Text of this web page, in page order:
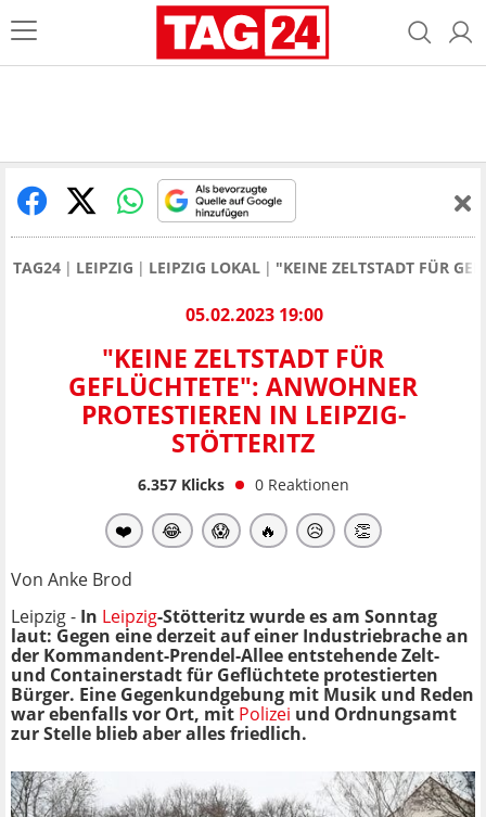
TAG24 LEIPZIG LEIPZIG LOKAL "KEINE ZELTSTADT FÜR
05.02.2023 19:00
"KEINE ZELTSTADT FÜR
GEFLÜCHTETE": ANWOHNER
PROTESTIEREN IN LEIPZIG-
STÖTTERITZ
6.357Klicks 0 Reaktionen
❤️ 😂 😱 🔥 😥 👏
Von Anke Brod
Leipzig - In Leipzig-Stötteritz wurde es am Sonntag
laut: Gegen eine derzeit auf einer Industriebrache an
der Kommandent-Prendel-Allee entstehende Zelt-
und Containerstadt für Geflüchtete protestierten
Bürger. Eine Gegenkundgebung mit Musik und Reden
war ebenfalls vor Ort, mit Polizei und Ordnungsamt
zur Stelle blieb aber alles friedlich.